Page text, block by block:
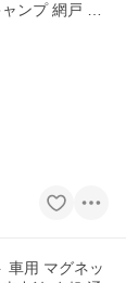
ンプ 網戸 黒
車用 マグネッ